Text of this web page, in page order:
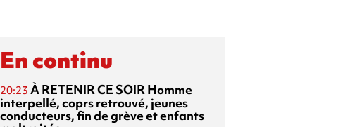
En continu
20:23 À RETENIR CE SOIR Homme
interpellé, coprs retrouvé, jeunes
conducteurs, fin de grève et enfants